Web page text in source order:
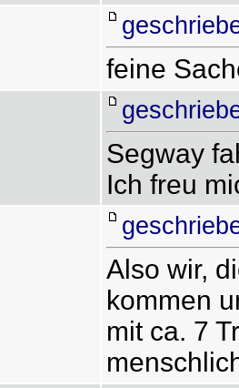
feine
Segway
Ich freu
Also wir,
kommen
mit ca. 7